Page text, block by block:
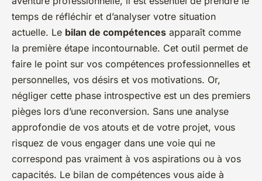
temps de réfléchir et d’analyser votre situation
actuelle. Le bilan de compétences apparaît comme
la première étape incontournable. Cet outil permet de
faire le point sur vos compétences professionnelles et
personnelles, vos désirs et vos motivations. Or,
négliger cette phase introspective est un des premiers
pièges lors d’une reconversion. Sans une analyse
approfondie de vos atouts et de votre projet, vous
risquez de vous engager dans une voie qui ne
correspond pas vraiment à vos aspirations ou à vos
capacités. Le bilan de compétences vous aide à